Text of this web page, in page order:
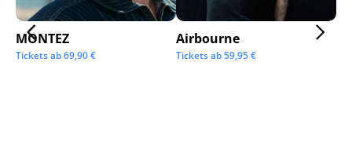
MONTEZ
Tickets ab69,90€
Airbourne
Tickets ab59,95€